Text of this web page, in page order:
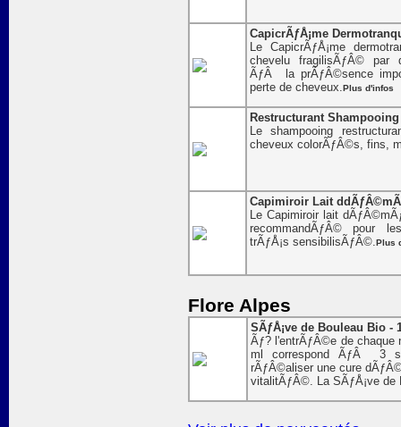
CapicrÃƒÅ¡me
Le CapicrÃƒÅ¡me
chevelu fragilisÃƒÂ© par
ÃƒÂ la prÃƒÂ©sence
perte de cheveux.Plus d'infos
Restructurant
Le shampooing
cheveux colorÃƒÂ©s, fins,
Capimiroir Lait
Le Capimiroir lait
recommandÃƒÂ© pour
trÃƒÅ¡s sensibilisÃƒÂ©.Plus
Flore Alpes
SÃƒÅ¡ve de Bouleau Bio -
Ãƒ? l'entrÃƒÂ©e de chaque
ml correspond ÃƒÂ 3
rÃƒÂ©aliser une cure
vitalitÃƒÂ©. La SÃƒÅ¡ve de